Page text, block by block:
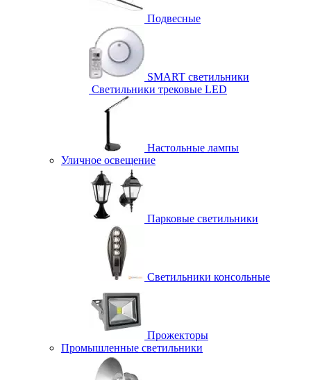
Подвесные
SMART светильники
Светильники трековые LED
Настольные лампы
Уличное освещение
Парковые светильники
Светильники консольные
Прожекторы
Промышленные светильники